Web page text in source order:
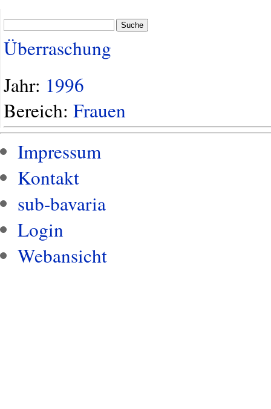
Suche
Überraschung
Jahr: 1996
Bereich: Frauen
Impressum
Kontakt
sub-bavaria
Login
Webansicht